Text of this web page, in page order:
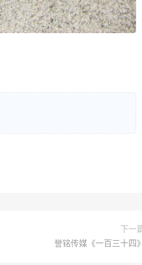
下一
誉铭传媒《一百三十四